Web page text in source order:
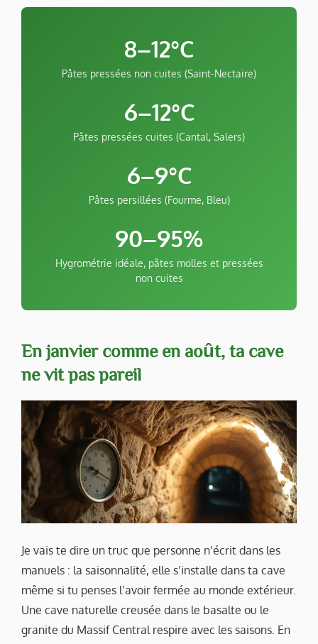
8–12°C
Pâtes pressées non cuites (Saint-Nectaire)
6–12°C
Pâtes pressées cuites (Cantal, Salers)
6–9°C
Pâtes persillées (Fourme, Bleu)
90–95%
Hygrométrie idéale, pâtes molles et pressées
non cuites
En janvier comme en août, ta cave
ne vit pas pareil
Je vais te dire un truc que personne n’écrit dans les
manuels : la saisonnalité, elle s’installe dans ta cave
même si tu penses l’avoir fermée au monde extérieur.
Une cave naturelle creusée dans le basalte ou le
granite du Massif Central respire avec les saisons. En